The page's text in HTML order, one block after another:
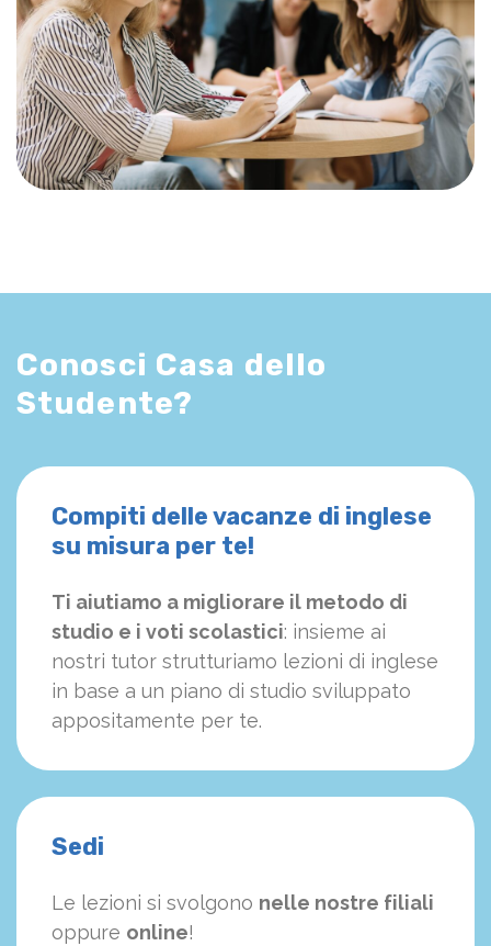
Conosci Casa dello
Studente?
Compiti delle vacanze di inglese
su misura per te!
Ti aiutiamo a migliorare il metodo di
studio e i voti scolastici: insieme ai
nostri tutor strutturiamo lezioni di inglese
in base a un piano di studio sviluppato
appositamente per te.
Sedi
Le lezioni si svolgono nelle nostre filiali
oppure online!